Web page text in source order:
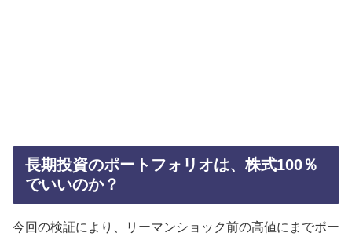
長期投資のポートフォリオは、株式100％
でいいのか？
今回の検証により、リーマンショック前の高値にまでポー